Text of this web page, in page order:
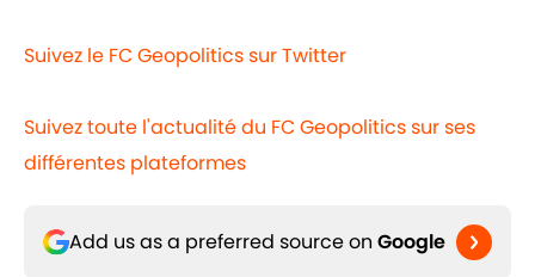
Suivez le FC Geopolitics sur Twitter
Suivez toute l'actualité du FC Geopolitics sur ses
différentes plateformes
Add us as a preferred source on Google